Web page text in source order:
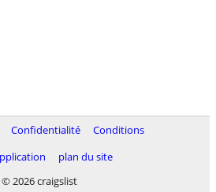
Confidentialité
Conditions
plan du site
© 2026 craigslist